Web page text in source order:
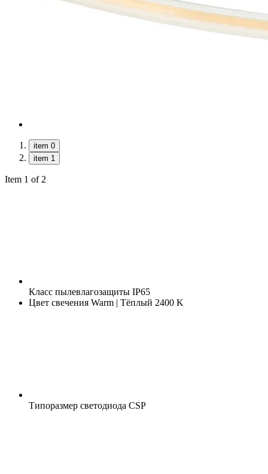
item 0
item 1
Item 1 of 2
Класс пылевлагозащиты IP65
Цвет свечения Warm | Тёплый 2400 K
Типоразмер светодиода CSP